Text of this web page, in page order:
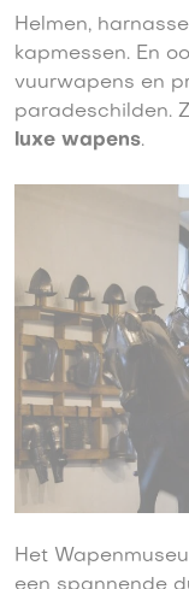
Helmen,
kapmessen. En
vuurwapens en
paradeschilden.
luxe wapens.
Het
een spannende